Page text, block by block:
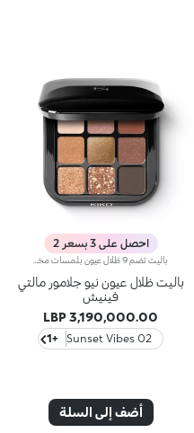
احصل على 3 بسعر 2
باليت ظلال عيون نيو جلامور مالتي
فينيش
3,190,000.00 LBP
02 Sunset Vibes
+1
أضف إلى السلة